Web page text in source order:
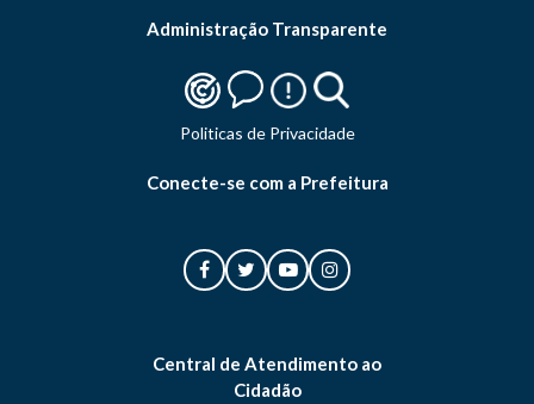
Administração Transparente
Politicas de Privacidade
Conecte-se com a Prefeitura
Central de Atendimento ao
Cidadão